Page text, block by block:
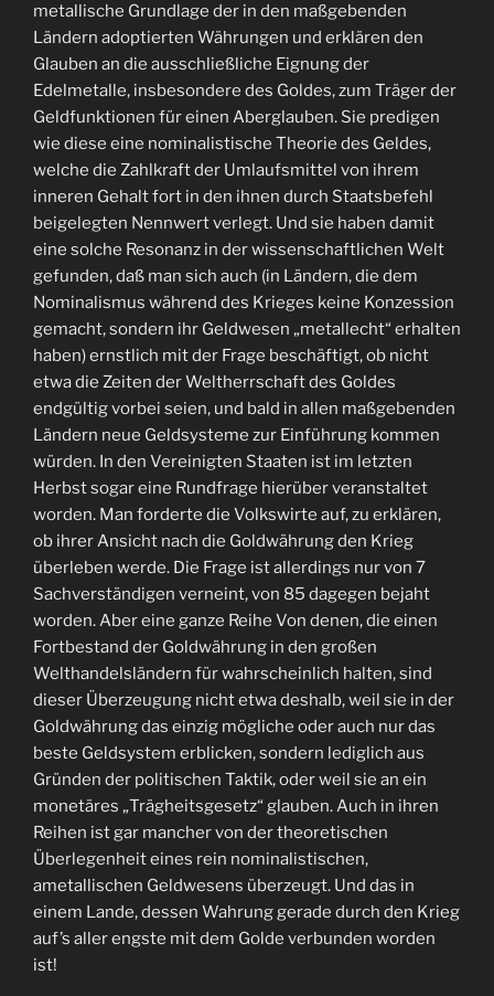
metallische Grundlage der in den maßgebenden
Ländern adoptierten Währungen und erklären den
Glauben an die ausschließliche Eignung der
Edelmetalle, insbesondere des Goldes, zum Träger der
Geldfunktionen für einen Aberglauben. Sie predigen
wie diese eine nominalistische Theorie des Geldes,
welche die Zahlkraft der Umlaufsmittel von ihrem
inneren Gehalt fort in den ihnen durch Staatsbefehl
beigelegten Nennwert verlegt. Und sie haben damit
eine solche Resonanz in der wissenschaftlichen Welt
gefunden, daß man sich auch (in Ländern, die dem
Nominalismus während des Krieges keine Konzession
gemacht, sondern ihr Geldwesen „metallecht“ erhalten
haben) ernstlich mit der Frage beschäftigt, ob nicht
etwa die Zeiten der Weltherrschaft des Goldes
endgültig vorbei seien, und bald in allen maßgebenden
Ländern neue Geldsysteme zur Einführung kommen
würden. In den Vereinigten Staaten ist im letzten
Herbst sogar eine Rundfrage hierüber veranstaltet
worden. Man forderte die Volkswirte auf, zu erklären,
ob ihrer Ansicht nach die Goldwährung den Krieg
überleben werde. Die Frage ist allerdings nur von 7
Sachverständigen verneint, von 85 dagegen bejaht
worden. Aber eine ganze Reihe Von denen, die einen
Fortbestand der Goldwährung in den großen
Welthandelsländern für wahrscheinlich halten, sind
dieser Überzeugung nicht etwa deshalb, weil sie in der
Goldwährung das einzig mögliche oder auch nur das
beste Geldsystem erblicken, sondern lediglich aus
Gründen der politischen Taktik, oder weil sie an ein
monetäres „Trägheitsgesetz“ glauben. Auch in ihren
Reihen ist gar mancher von der theoretischen
Überlegenheit eines rein nominalistischen,
ametallischen Geldwesens überzeugt. Und das in
einem Lande, dessen Wahrung gerade durch den Krieg
auf’s aller engste mit dem Golde verbunden worden
ist!